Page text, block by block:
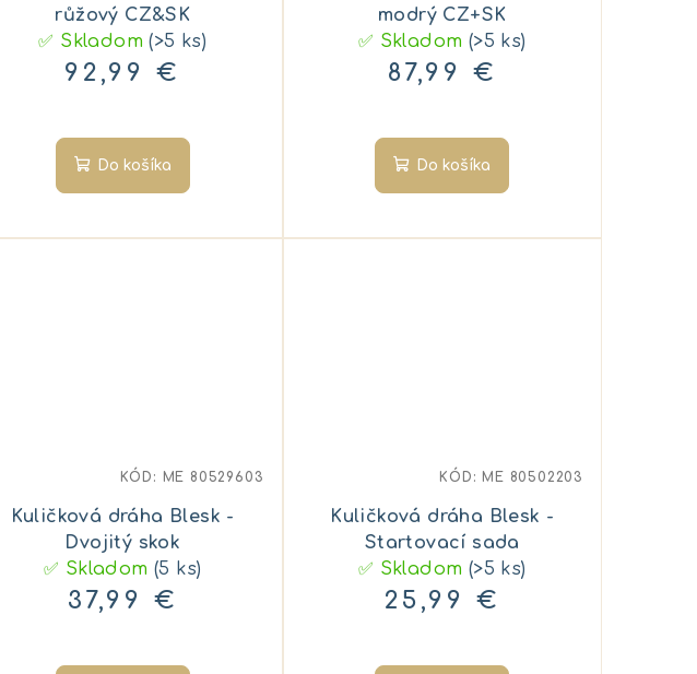
růžový CZ&SK
✅ Skladom(>5 ks)
92,99 €
Do košíka
modrý CZ+SK
✅ Skladom (>5 ks)
87,99 €
Do košíka
Kuličková dráha Blesk -
Dvojitý skok
✅ Skladom(5 ks)
37,99 €
KÓD: ME 80529603
Kuličková dráha Blesk -
Startovací sada
✅ Skladom (>5 ks)
25,99 €
KÓD: ME 80502203